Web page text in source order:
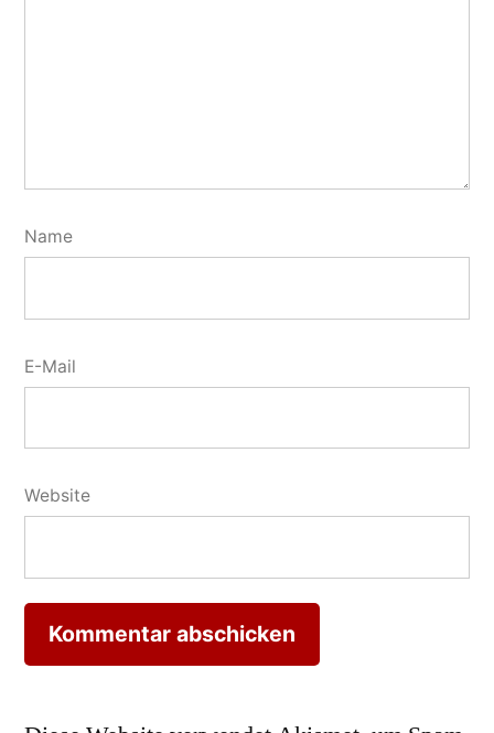
Name
E-Mail
Website